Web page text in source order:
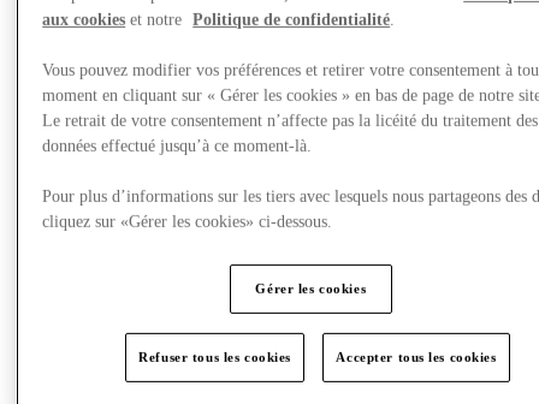
Découvrez la région
aux cookies et notre Politique de confidentialité.
Vous pouvez modifier vos préférences et retirer votre consentement à
moment en cliquant sur « Gérer les cookies » en bas de page de notre
Le retrait de votre consentement n’affecte pas la licéité du traitement des
données effectué jusqu’à ce moment-là.
Pour plus d’informations sur les tiers avec lesquels nous partageons des
cliquez sur «Gérer les cookies» ci-dessous.
Gérer les cookies
Refuser tous les cookies Accepter tous les cookies